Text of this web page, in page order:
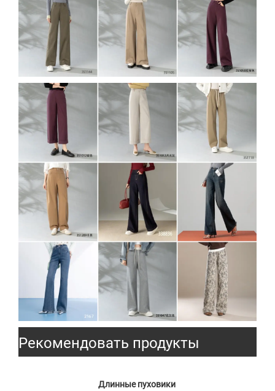
Рекомендовать продукты
Длинные пуховики